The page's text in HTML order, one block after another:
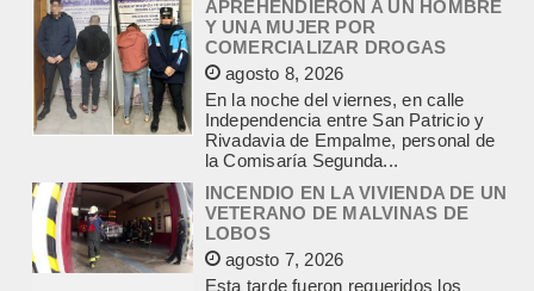
En la noche del viernes, en calle
Independencia entre San Patricio y
Rivadavia de Empalme, personal de
la Comisaría Segunda...
INCENDIO EN LA VIVIENDA DE UN
VETERANO DE MALVINAS DE
LOBOS
agosto 7, 2026
Esta tarde fueron requeridos los
Bomberos Voluntarios, debido al
incendio declarado en la vivienda de
calle Manuel Caminos 1.200,
propiedad...